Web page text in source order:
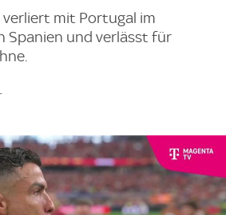
mit Portugal im
Spanien und verlässt für